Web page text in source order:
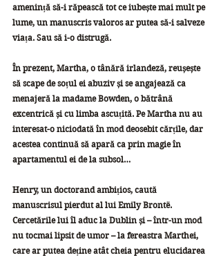
amenință să-i răpească tot ce iubește mai mult pe
lume, un manuscris valoros ar putea să-i salveze
viața. Sau să i-o distrugă.
În prezent, Martha, o tânără irlandeză, reușește
să scape de soțul ei abuziv și se angajează ca
menajeră la madame Bowden, o bătrână
excentrică și cu limba ascuțită. Pe Martha nu au
interesat-o niciodată în mod deosebit cărțile, dar
acestea continuă să apară ca prin magie în
apartamentul ei de la subsol…
Henry, un doctorand ambițios, caută
manuscrisul pierdut al lui Emily Brontë.
Cercetările lui îl aduc la Dublin și – într-un mod
nu tocmai lipsit de umor – la fereastra Marthei,
care ar putea deține atât cheia pentru elucidarea